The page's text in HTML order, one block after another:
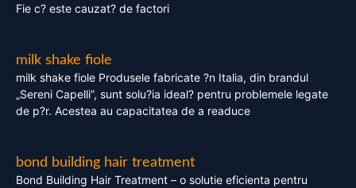
Fie c? este cauzat? de factori
milk shake fiole
milk shake fiole Produsele fabricate ?n Italia, din brandul
„Sereni Capelli”, sunt solu?ia ideal? pentru problemele legate
de p?r. Acestea au capacitatea de a readuce
bond building hair treatment
Bond Building Hair Treatment – o solutie eficienta pentru